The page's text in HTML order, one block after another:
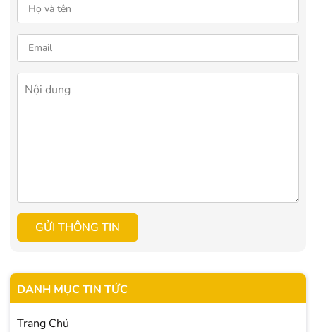
GỬI THÔNG TIN
DANH MỤC TIN TỨC
Trang Chủ